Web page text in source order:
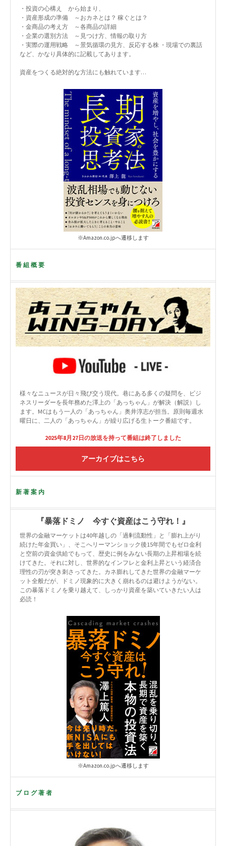
・投資の心構え から始まり、
・資産形成の準備 ～おカネとは？ 稼ぐとは？
・金商品の考え方 ～各商品の詳細
・企業の選別方法 ～見つけ方、情報の取り方
・実際の運用戦略 ～景気循環の見方、反応する株 ・現場での裏話
など、かなり具体的に記載してあります。
資産をつくる絶対的な方法にも触れています…
※Amazon.co.jpへ遷移します
番組概要
様々なニュースが日々飛び交う現代。巷にある多くの疑問を、ビジ
ネスリーダーを長年務めた澤上の「あっちゃん」が解決（解説）し
ます。MCはもう一人の「あっちゃん」奥井淳志が担当。原則毎週水
曜日に、二人の「あっちゃん」が繰り広げる生トーク番組です。
2025年8月27日の放送を持って番組は終了しました
アーカイブはこちら
新著案内
『暴落ドミノ 今すぐ資産はこう守れ！』
世界の金融マーケットは40年越しの「過剰流動性」と「膨れ上がり
続けた年金買い」、そこへリーマンショック後15年間でもゼロ金利
と空前の資金供給でもって、歴史に例をみない長期の上昇相場を続
けてきた。それに対し、世界的なインフレと金利上昇という経済合
理性の刃が突き刺さってきた。カネ膨れしてきた世界の金融マーケ
ット全般だが、ドミノ現象的に大きく崩れるのは避けようがない。
この暴落ドミノを乗り越えて、しっかり資産を築いていきたい人は
必読！
※Amazon.co.jpへ遷移します
ブログ著者